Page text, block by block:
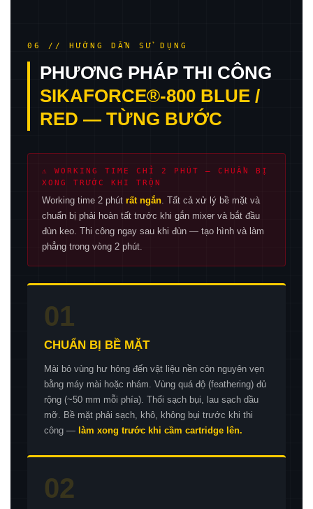
06 // HƯỚNG DẪN SỬ DỤNG
PHƯƠNG PHÁP THI CÔNG
SIKAFORCE®-800 BLUE /
RED — TỪNG BƯỚC
⚠ WORKING TIME CHỈ 2 PHÚT — CHUẨN BỊ
XONG TRƯỚC KHI TRỘN
Working time 2 phút rất ngắn . Tất cả xử lý bề mặt và
chuẩn bị phải hoàn tất trước khi gắn mixer và bắt đầu
đùn keo. Thi công ngay sau khi đùn — tạo hình và làm
phẳng trong vòng 2 phút.
01
CHUẨN BỊ BỀ MẶT
Mài bỏ vùng hư hỏng đến vật liệu nền còn nguyên vẹn
bằng máy mài hoặc nhám. Vùng quá độ (feathering) đủ
rộng (~50 mm mỗi phía). Thổi sạch bụi, lau sạch dầu
mỡ. Bề mặt phải sạch, khô, không bụi trước khi thi
công — làm xong trước khi cầm cartridge lên.
02